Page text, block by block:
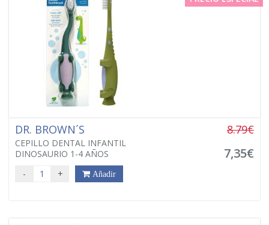
DR. BROWN´S
CEPILLO DENTAL INFANTIL
DINOSAURIO 1-4 AÑOS
8.79€
7,35€
- + Añadir